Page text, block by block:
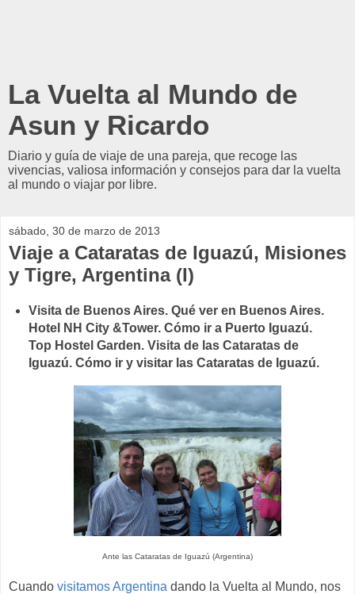
La Vuelta al Mundo de
Asun y Ricardo
Diario y guía de viaje de una pareja, que recoge las
vivencias, valiosa información y consejos para dar la vuelta
al mundo o viajar por libre.
sábado, 30 de marzo de 2013
Viaje a Cataratas de Iguazú, Misiones
y Tigre, Argentina (I)
Visita de Buenos Aires. Qué ver en Buenos Aires.
Hotel NH City &Tower. Cómo ir a Puerto Iguazú.
Top Hostel Garden. Visita de las Cataratas de
Iguazú. Cómo ir y visitar las Cataratas de Iguazú.
Ante las Cataratas de Iguazú (Argentina)
Cuando visitamos Argentina dando la Vuelta al Mundo, nos